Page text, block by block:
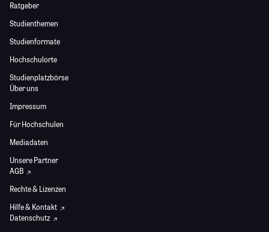
Ratgeber
Studienthemen
Studienformate
Hochschulorte
Studienplatzbörse
Über uns
Impressum
Für Hochschulen
Mediadaten
Unsere Partner
AGB
Rechte & Lizenzen
Hilfe & Kontakt
Datenschutz